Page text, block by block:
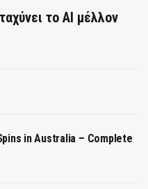
το AI μέλλον
in Australia – Complete